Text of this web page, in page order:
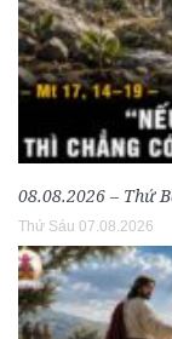
08.08.2026 – Thứ
Thứ Sáu 07.08.2026